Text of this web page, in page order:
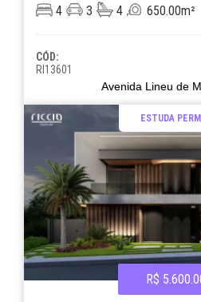
4 3 4 650.00m²
CÓD:
RI13601
Avenida Lineu de
ESTUDA
R$